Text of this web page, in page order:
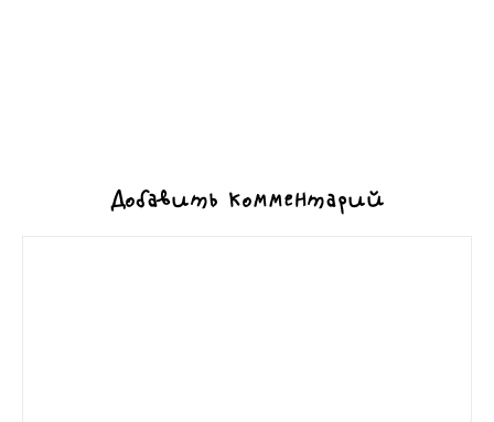
Добавить комментарий